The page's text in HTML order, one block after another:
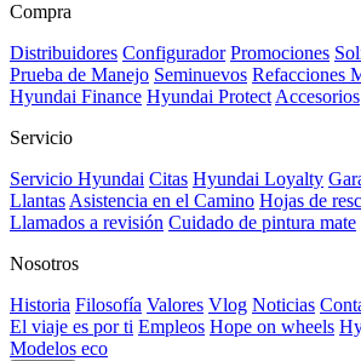
Compra
Distribuidores Configurador Promociones
Prueba de Manejo Seminuevos Refacciones
Hyundai Finance Hyundai Protect Accesorios
Servicio
Servicio Hyundai Citas Hyundai Loyalty
Llantas Asistencia en el Camino Hojas de
Llamados a revisión Cuidado de pintura mate⁠
Nosotros
Historia Filosofía Valores Vlog Noticias
El viaje es por ti Empleos Hope on wheels
Modelos eco